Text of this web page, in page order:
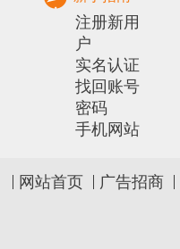
注册新用
户
实名认证
找回账号
密码
手机网站
网站首页 广告招商